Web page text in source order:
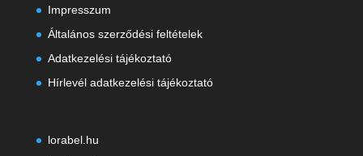
Impresszum
Általános szerződési feltételek
Adatkezelési tájékoztató
Hírlevél adatkezelési tájékoztató
lorabel.hu